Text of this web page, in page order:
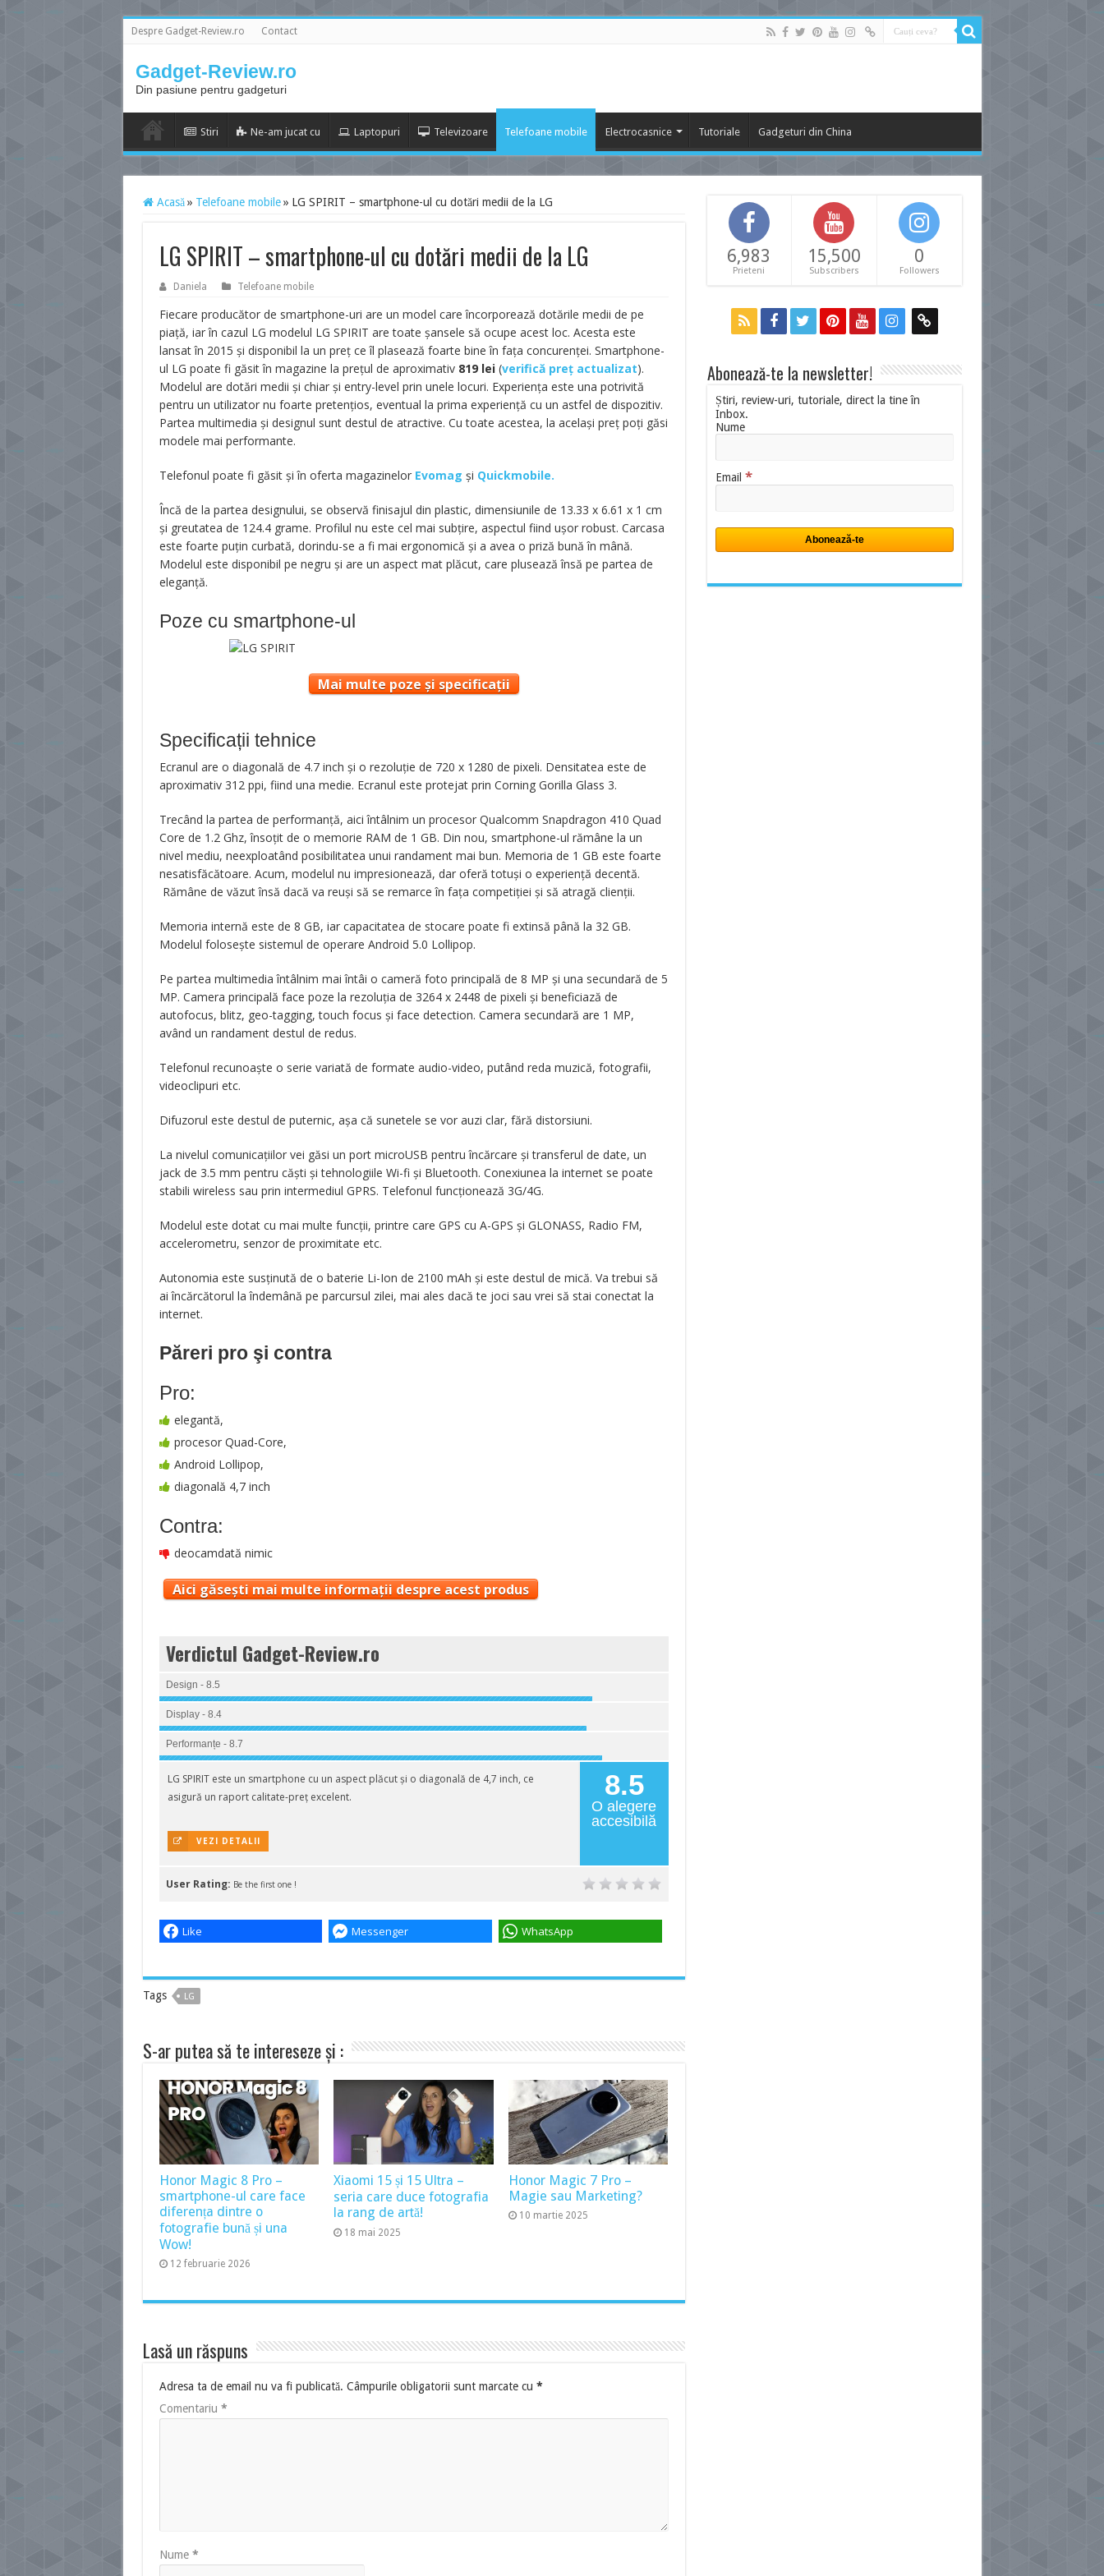
Despre Gadget-Review.ro Contact
Gadget-Review.ro
Din pasiune pentru gadgeturi
Stiri Ne-am jucat cu Laptopuri Televizoare Telefoane mobile Electrocasnice Tutoriale Gadgeturi din China
Acasă » Telefoane mobile » LG SPIRIT – smartphone-ul cu dotări medii de la LG
LG SPIRIT – smartphone-ul cu dotări medii de la LG
Daniela Telefoane mobile
Fiecare producător de smartphone-uri are un model care încorporează dotările medii de pe
piață, iar în cazul LG modelul LG SPIRIT are toate șansele să ocupe acest loc. Acesta este
lansat în 2015 și disponibil la un preț ce îl plasează foarte bine în fața concurenței. Smartphone-
ul LG poate fi găsit în magazine la prețul de aproximativ 819 lei(verifică preț actualizat).
Modelul are dotări medii și chiar și entry-level prin unele locuri. Experiența este una potrivită
pentru un utilizator nu foarte pretențios, eventual la prima experiență cu un astfel de dispozitiv.
Partea multimedia și designul sunt destul de atractive. Cu toate acestea, la același preț poți găsi
modele mai performante.
Telefonul poate fi găsit și în oferta magazinelor Evomag și Quickmobile.
Încă de la partea designului, se observă finisajul din plastic, dimensiunile de 13.33 x 6.61 x 1 cm
și greutatea de 124.4 grame. Profilul nu este cel mai subțire, aspectul fiind ușor robust. Carcasa
este foarte puțin curbată, dorindu-se a fi mai ergonomică și a avea o priză bună în mână.
Modelul este disponibil pe negru și are un aspect mat plăcut, care plusează însă pe partea de
eleganță.
Poze cu smartphone-ul
Mai multe poze și specificații
Specificații tehnice
Ecranul are o diagonală de 4.7 inch și o rezoluție de 720 x 1280 de pixeli. Densitatea este de
aproximativ 312 ppi, fiind una medie. Ecranul este protejat prin Corning Gorilla Glass 3.
Trecând la partea de performanță, aici întâlnim un procesor Qualcomm Snapdragon 410 Quad
Core de 1.2 Ghz, însoțit de o memorie RAM de 1 GB. Din nou, smartphone-ul rămâne la un
nivel mediu, neexploatând posibilitatea unui randament mai bun. Memoria de 1 GB este foarte
nesatisfăcătoare. Acum, modelul nu impresionează, dar oferă totuși o experiență decentă.
Rămâne de văzut însă dacă va reuși să se remarce în fața competiției și să atragă clienții.
Memoria internă este de 8 GB, iar capacitatea de stocare poate fi extinsă până la 32 GB.
Modelul folosește sistemul de operare Android 5.0 Lollipop.
Pe partea multimedia întâlnim mai întâi o cameră foto principală de 8 MP și una secundară de 5
MP. Camera principală face poze la rezoluția de 3264 x 2448 de pixeli și beneficiază de
autofocus, blitz, geo-tagging, touch focus și face detection. Camera secundară are 1 MP,
având un randament destul de redus.
Telefonul recunoaște o serie variată de formate audio-video, putând reda muzică, fotografii,
videoclipuri etc.
Difuzorul este destul de puternic, așa că sunetele se vor auzi clar, fără distorsiuni.
La nivelul comunicațiilor vei găsi un port microUSB pentru încărcare și transferul de date, un
jack de 3.5 mm pentru căști și tehnologiile Wi-fi și Bluetooth. Conexiunea la internet se poate
stabili wireless sau prin intermediul GPRS. Telefonul funcționează 3G/4G.
Modelul este dotat cu mai multe funcții, printre care GPS cu A-GPS și GLONASS, Radio FM,
accelerometru, senzor de proximitate etc.
Autonomia este susținută de o baterie Li-Ion de 2100 mAh și este destul de mică. Va trebui să
ai încărcătorul la îndemână pe parcursul zilei, mai ales dacă te joci sau vrei să stai conectat la
internet.
Păreri pro şi contra
Pro:
elegantă,
procesor Quad-Core,
Android Lollipop,
diagonală 4,7 inch
Contra:
deocamdată nimic
Aici găsești mai multe informații despre acest produs
Verdictul Gadget-Review.ro
Design - 8.5
Display - 8.4
Performanțe - 8.7
8.5
O alegere
accesibilă
LG SPIRIT este un smartphone cu un aspect plăcut și o diagonală de 4,7 inch, ce
asigură un raport calitate-preț excelent.
VEZI DETALII
User Rating: Be the first one !
Like Messenger WhatsApp
Tags LG
S-ar putea să te intereseze și :
Honor Magic 8 Pro –
smartphone-ul care face
diferența dintre o
fotografie bună și una
Wow!
12 februarie 2026
Xiaomi 15 și 15 Ultra –
seria care duce fotografia
la rang de artă!
18 mai 2025
Honor Magic 7 Pro –
Magie sau Marketing?
10 martie 2025
Lasă un răspuns
Adresa ta de email nu va fi publicată. Câmpurile obligatorii sunt marcate cu *
Comentariu *
Nume *
6,983
Prieteni
15,500
Subscribers
0
Followers
Abonează-te la newsletter!
Știri, review-uri, tutoriale, direct la tine în
Inbox.
Nume
Email *